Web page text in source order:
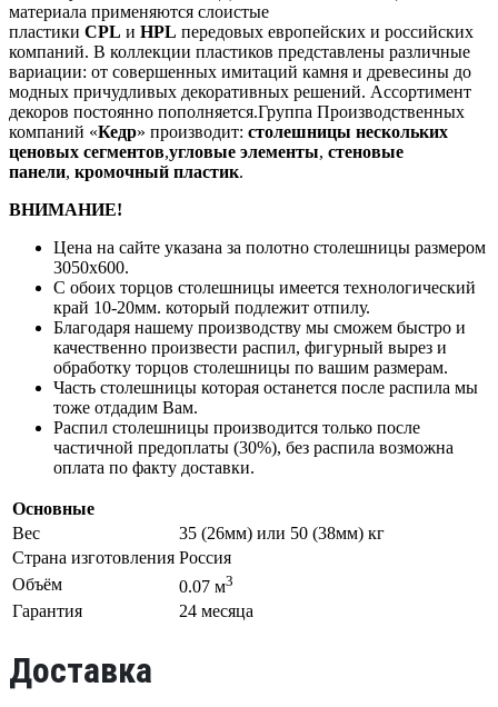
материала применяются слоистые
пластики CPL и HPL передовых европейских и российских
компаний. В коллекции пластиков представлены различные
вариации: от совершенных имитаций камня и древесины до
модных причудливых декоративных решений. Ассортимент
декоров постоянно пополняется.Группа Производственных
компаний «Кедр» производит: столешницы нескольких
ценовых сегментов,угловые элементы, стеновые
панели, кромочный пластик.
ВНИМАНИЕ!
Цена на сайте указана за полотно столешницы размером
3050х600.
С обоих торцов столешницы имеется технологический
край 10-20мм. который подлежит отпилу.
Благодаря нашему производству мы сможем быстро и
качественно произвести распил, фигурный вырез и
обработку торцов столешницы по вашим размерам.
Часть столешницы которая останется после распила мы
тоже отдадим Вам.
Распил столешницы производится только после
частичной предоплаты (30%), без распила возможна
оплата по факту доставки.
Основные
Вес
35 (26мм) или 50 (38мм) кг
Страна изготовления Россия
Объём
0.07 м3
Гарантия 24 месяца
Доставка